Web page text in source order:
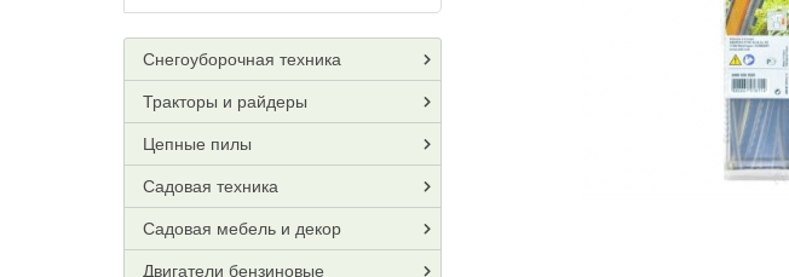
Снегоуборочная техника
Тракторы и райдеры
Цепные пилы
Садовая техника
Садовая мебель и декор
Двигатели бензиновые